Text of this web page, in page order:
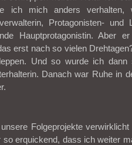
ich mich anders
Protagonisten- und
Hauptprotagonistin. Aber
erst nach so vielen
Und so wurde ich dann
Danach war Ruhe in
Folgeprojekte
erquickend, dass ich weiter